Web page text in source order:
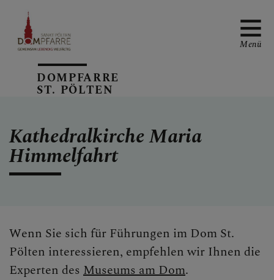
SONNTAGSBLATT
ALLGEMEINE
GOTTESDIENSTORDNUN
G
DOMPFARRE
ST. PÖLTEN
Menü
Kathedralkirche Maria
Himmelfahrt
Wenn Sie sich für Führungen im Dom St.
Pölten interessieren, empfehlen wir Ihnen die
Experten des Museums am Dom.